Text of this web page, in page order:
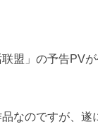
盟」の予告PVが
なのですが、遂